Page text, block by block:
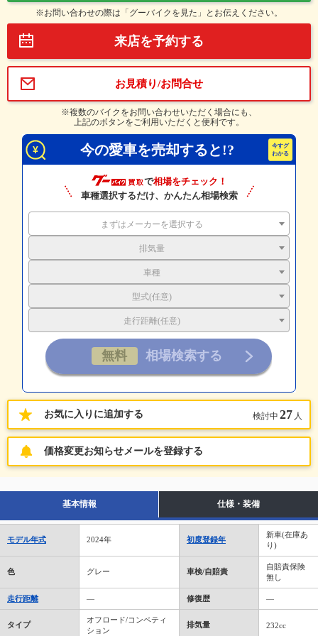
※お問い合わせの際は「グーバイクを見た」とお伝えください。
来店を予約する
お見積り/お問合せ
※複数のバイクをお問い合わせいただく場合にも、
上記のボタンをご利用いただくと便利です。
今の愛車を売却すると!?
で相場をチェック！
車種選択するだけ、かんたん相場検索
まずはメーカーを選択する
排気量
車種
型式(任意)
走行距離(任意)
お気に入りに追加する 検討中 27 人
価格変更お知らせメールを登録する
基本情報 仕様・装備
モデル年式 2024年 初度登録年
新車(在庫あ
り)
色 グレー 車検/自賠責
自賠責保険
無し
走行距離 ― 修復歴 ―
タイプ
オフロード/コンペティ
ション
排気量 232cc